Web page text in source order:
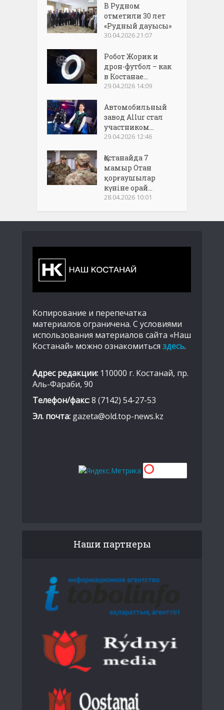
В Рудном
отметили 30 лет
«Рудный дауысы»
30.04.2026 21:07
Робот Жорик и
дрон-футбол – как
в Костанае...
29.04.2026 14:09
Автомобильный
завод Allur стал
участником...
29.04.2026 12:46
Қостанайда 7
мамыр Отан
қорғаушылар
күніне орай...
28.04.2026 10:01
Копирование и перепечатка
материалов ограничена. С условиями
использования материалов сайта «Наш
Костанай» можно ознакомиться здесь.
Адрес редакции: 110000 г. Костанай, пр.
Аль-Фараби, 90
Телефон/факс:8 (7142) 54-27-53
Эл. почта: gazeta@old.top-news.kz
Наши партнеры